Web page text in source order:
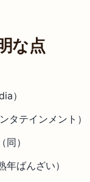
な点
）
タテインメント）
）
ばんざい）